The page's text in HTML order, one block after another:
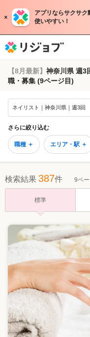
アプリならサクサク
使いやすい！
【8月最新】 神奈川県 週3
職・募集 (9ページ目)
ネイリスト｜神奈川県｜週3回
さらに絞り込む
職種 ＋ エリア・駅 ＋
検索結果 387件 9ペー
標準